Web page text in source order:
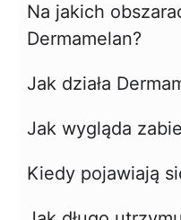
Na jakich
Dermamelan?
Jak działa
Jak wygląda
Kiedy pojawiają